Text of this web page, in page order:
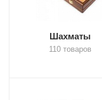
Шахматы
110 товаров